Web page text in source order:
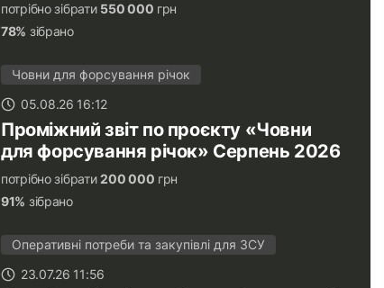
потрібно зібрати 550 000 грн
78% зібрано
Човни для форсування річок
05.08.26 16:12
Проміжний звіт по проєкту «Човни
для форсування річок» Серпень 2026
потрібно зібрати200 000 грн
91% зібрано
Оперативні потреби та закупівлі для ЗСУ
23.07.26 11:56